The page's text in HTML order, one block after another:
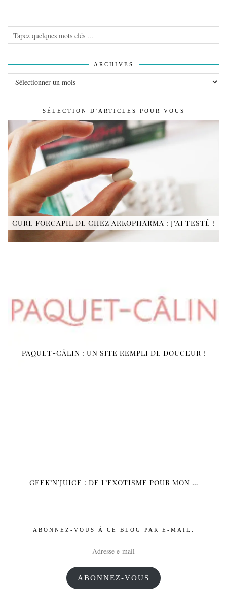
ARCHIVES
SÉLECTION D'ARTICLES POUR VOUS
CURE FORCAPIL DE CHEZ ARKOPHARMA : J’AI TESTÉ !
PAQUET-CÂLIN : UN SITE REMPLI DE DOUCEUR !
GEEK’N’JUICE : DE L’EXOTISME POUR MON …
ABONNEZ-VOUS À CE BLOG PAR E-MAIL.
ABONNEZ-VOUS